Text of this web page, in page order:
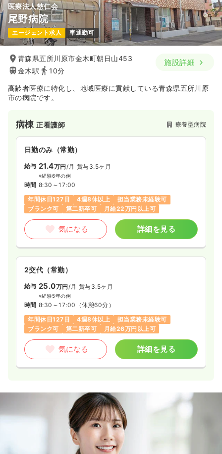
医療法人慈仁会
尾野病院
エージェント求人 車通勤可
青森県五所川原市金木町朝日山453
金木駅
10分
施設詳細
高齢者医療に特化し、地域医療に貢献している青森県五所川原
市の病院です。
病棟正看護師 療養型病院
日勤のみ（常勤）
給与 21.4万円/月 賞与3.5ヶ月
※経験6年の例
時間 8:30～17:00
年間休日127日
4週8休以上
担当業務未経験可
ブランク可
第二新卒可 月給22万円以上可
気になる 詳細を見る
2交代（常勤）
給与 25.0万円 /月 賞与3.5ヶ月
※経験5年の例
時間 8:30～17:00 （休憩60分）
年間休日127日
4週8休以上
担当業務未経験可
ブランク可
第二新卒可 月給26万円以上可
気になる 詳細を見る